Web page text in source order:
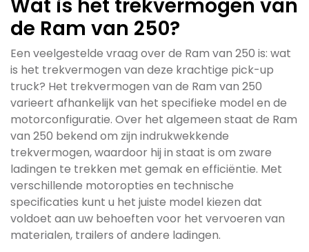
Wat is het trekvermogen van
de Ram van 250?
Een veelgestelde vraag over de Ram van 250 is: wat
is het trekvermogen van deze krachtige pick-up
truck? Het trekvermogen van de Ram van 250
varieert afhankelijk van het specifieke model en de
motorconfiguratie. Over het algemeen staat de Ram
van 250 bekend om zijn indrukwekkende
trekvermogen, waardoor hij in staat is om zware
ladingen te trekken met gemak en efficiëntie. Met
verschillende motoropties en technische
specificaties kunt u het juiste model kiezen dat
voldoet aan uw behoeften voor het vervoeren van
materialen, trailers of andere ladingen.